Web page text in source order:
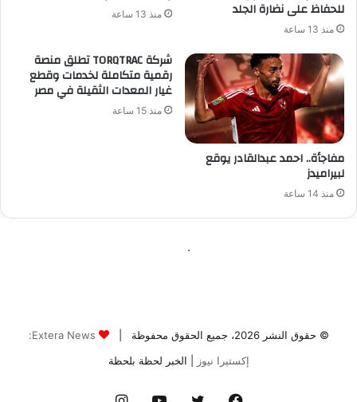
© حقوق النشر 2026، جميع الحقوق محفوظة |
Extera News:
إكستيرا نيوز
| الخبر لحظة بلحظة